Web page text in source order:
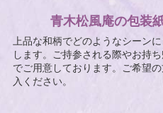
青木松風庵の包装
上品な和柄でどのようなシーン
します。ご持参される際やお持
でご用意しております。ご希望
入ください。